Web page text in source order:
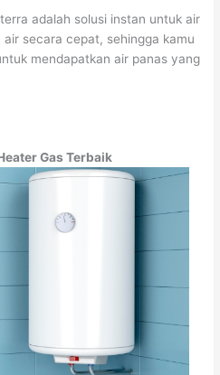
adalah solusi instan untuk air
secara cepat, sehingga kamu
mendapatkan air panas yang
Gas Terbaik